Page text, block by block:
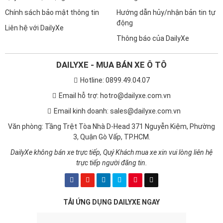
Chính sách bảo mật thông tin
Liên hệ với DailyXe
Hướng dẫn hủy/nhận bản tin tự
động
Thông báo của DailyXe
DAILYXE - MUA BÁN XE Ô TÔ
Hotline: 0899.49.04.07
Email hỗ trợ: hotro@dailyxe.com.vn
Email kinh doanh: sales@dailyxe.com.vn
Văn phòng: Tầng Trệt Tòa Nhà D-Head 371 Nguyễn Kiệm, Phường
3, Quận Gò Vấp, TP.HCM.
DailyXe không bán xe trực tiếp, Quý Khách mua xe xin vui lòng liên hệ
trực tiếp người đăng tin.
TẢI ỨNG DỤNG DAILYXE NGAY